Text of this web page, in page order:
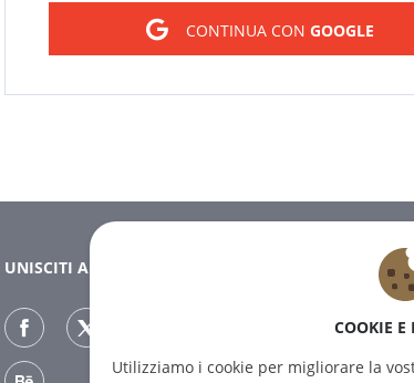
CONTINUA CON GOOGLE
UNISCITI A NOI
Iscrivetevi alla
COOKIE E
Utilizziamo i cookie per migliorare la